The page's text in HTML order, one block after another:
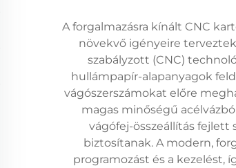
A forgalmazásra kínált CNC
növekvő igényeire
szabályzott (CNC)
hullámpapír-alapanyagok
vágószerszámokat előre
magas minőségű
vágófej-összeállítás fejlett
biztosítanak. A modern,
programozást és a kezelést,